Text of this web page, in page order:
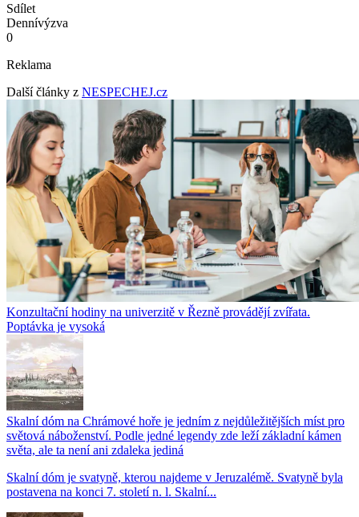
Sdílet
Dennívýzva
0
Reklama
Další články z NESPECHEJ.cz
Konzultační hodiny na univerzitě v Řezně provádějí zvířata.
Poptávka je vysoká
Skalní dóm na Chrámové hoře je jedním z nejdůležitějších míst pro
světová náboženství. Podle jedné legendy zde leží základní kámen
světa, ale ta není ani zdaleka jediná
Skalní dóm je svatyně, kterou najdeme v Jeruzalémě. Svatyně byla
postavena na konci 7. století n. l. Skalní...